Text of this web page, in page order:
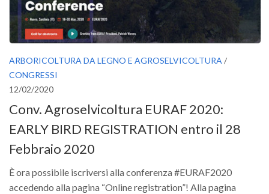
ARBORICOLTURA DA LEGNO E AGROSELVICOLTURA /
CONGRESSI
12/02/2020
Conv. Agroselvicoltura EURAF 2020:
EARLY BIRD REGISTRATION entro il 28
Febbraio 2020
È ora possibile iscriversi alla conferenza #EURAF2020
accedendo alla pagina “Online registration”! Alla pagina